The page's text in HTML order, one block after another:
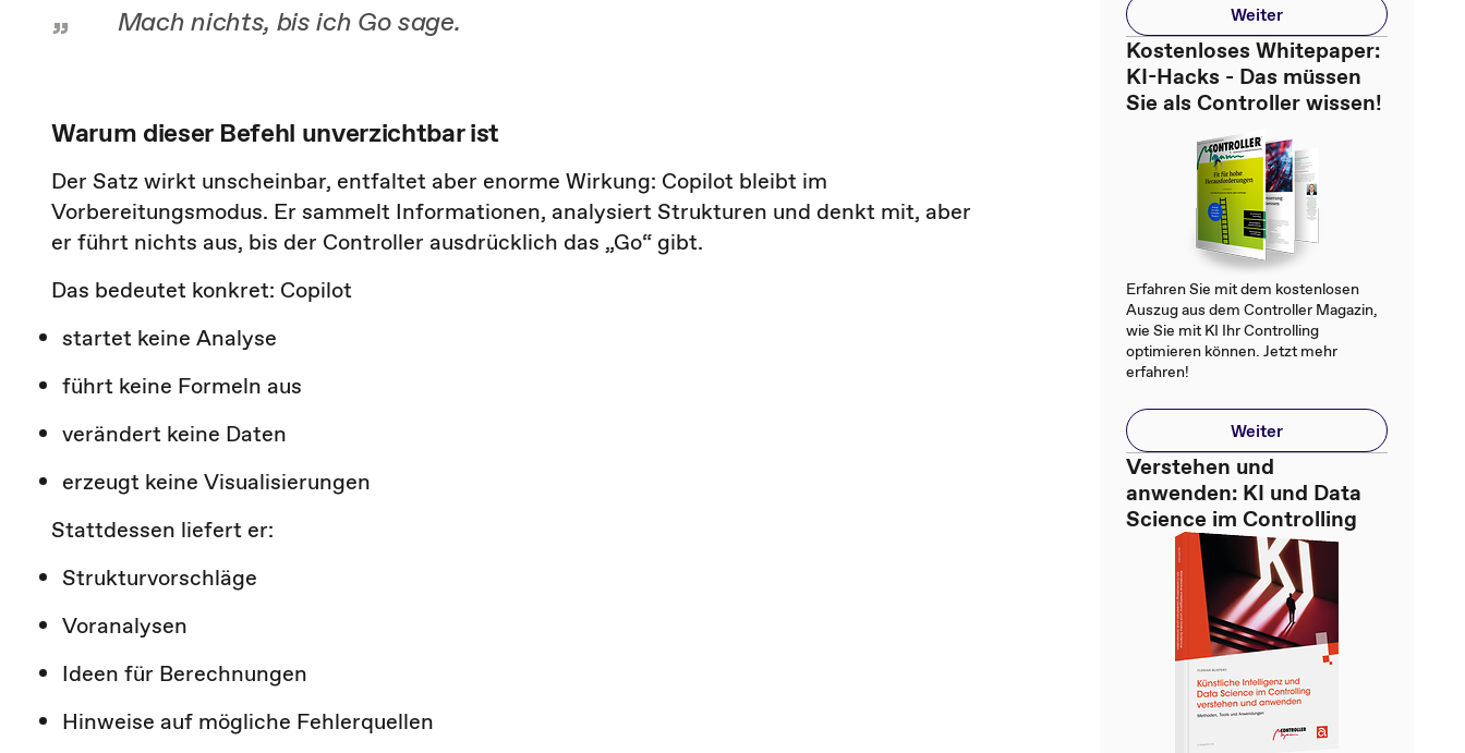
Mach nichts, bis ich Go sage.
Warum dieser Befehl unverzichtbar ist
Der Satz wirkt unscheinbar, entfaltet aber enorme Wirkung: Copilot bleibt im
Vorbereitungsmodus. Er sammelt Informationen, analysiert Strukturen und denkt mit, aber
er führt nichts aus, bis der Controller ausdrücklich das „Go“ gibt.
Das bedeutet konkret: Copilot
startet keine Analyse
führt keine Formeln aus
verändert keine Daten
erzeugt keine Visualisierungen
Stattdessen liefert er:
Strukturvorschläge
Voranalysen
Ideen für Berechnungen
Hinweise auf mögliche Fehlerquellen
Weiter
Kostenloses Whitepaper:
KI-Hacks - Das müssen
Sie als Controller wissen!
Erfahren Sie mit dem kostenlosen
Auszug aus dem Controller Magazin,
wie Sie mit KI Ihr Controlling
optimieren können. Jetzt mehr
erfahren!
Weiter
Verstehen und
anwenden: KI und Data
Science im Controlling